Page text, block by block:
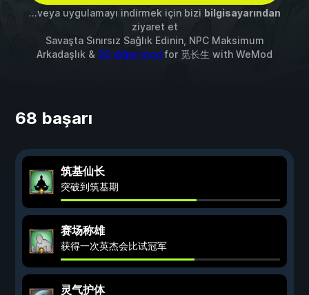
...veya uygulamayı indirmek için bizi bilgisayarından
ziyaret et
Savaşta Sınırsız Sağlık Edinin, NPC Maksimum
Arkadaşlık & 30 diğer mod for 觅长生 with WeMod
68 başarı
筑基仙长
突破到筑基期
赛场称雄
获得一次英杰会比试冠军
灵气护体